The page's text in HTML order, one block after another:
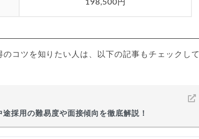
198,500円
コツを知りたい人は、以下の記事もチェックして
採用の難易度や面接傾向を徹底解説！